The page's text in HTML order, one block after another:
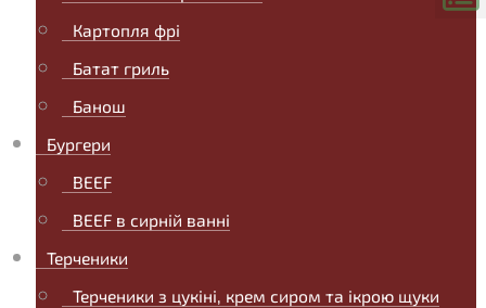
Картопля фрі
Батат гриль
Банош
Бургери
BEEF
BEEF в сирній ванні
Терченики
Терченики з цукіні, крем сиром та ікрою щуки